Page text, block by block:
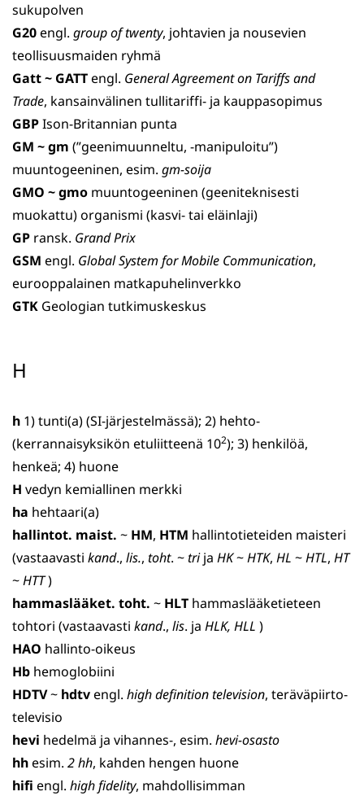
sukupolven
G20engl. group of twenty, johtavien ja nousevien
teollisuusmaiden ryhmä
Gatt ~ GATTengl. General Agreement on Tariffs and
Trade, kansainvälinen tullitariffi- ja kauppasopimus
GBPIson-Britannian punta
GM ~ gm (”geenimuunneltu, -manipuloitu”)
muuntogeeninen, esim. gm-soija
GMO ~ gmo muuntogeeninen (geeniteknisesti
muokattu) organismi (kasvi- tai eläinlaji)
GP ransk. Grand Prix
GSM engl. Global System for Mobile Communication,
eurooppalainen matkapuhelinverkko
GTK Geologian tutkimuskeskus
H
h 1) tunti(a) (SI-järjestelmässä); 2) hehto-
(kerrannaisyksikön etuliitteenä 102); 3) henkilöä,
henkeä; 4) huone
H vedyn kemiallinen merkki
ha hehtaari(a)
hallintot. maist. ~ HM, HTM hallintotieteiden maisteri
(vastaavasti kand., lis., toht. ~trija HK~HTK, HL ~HTL, HT
~HTT)
hammaslääket. toht. ~ HLT hammaslääketieteen
tohtori (vastaavasti kand., lis. ja HLK, HLL )
HAO hallinto-oikeus
Hb hemoglobiini
HDTV~ hdtvengl. high definition television, teräväpiirto­
televisio
hevi hedelmä ja vihannes-, esim. hevi-osasto
hhesim. 2 hh, kahden hengen huone
hifi engl. high fidelity, mahdollisimman